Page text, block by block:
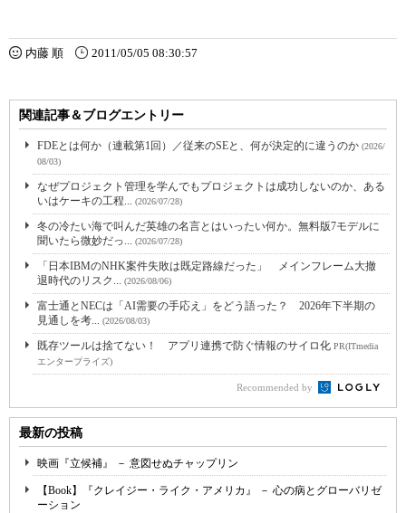
内藤 順 2011/05/05 08:30:57
関連記事＆ブログエントリー
FDEとは何か（連載第1回）／従来のSEと、何が決定的に違うのか (2026/
08/03)
なぜプロジェクト管理を学んでもプロジェクトは成功しないのか、ある
いはケーキの工程... (2026/07/28)
冬の冷たい海で叫んだ英雄の名言とはいったい何か。無料版7モデルに
聞いたら微妙だっ... (2026/07/28)
「日本IBMのNHK案件失敗は既定路線だった」 メインフレーム大撤
退時代のリスク... (2026/08/06)
富士通とNECは「AI需要の手応え」をどう語った？ 2026年下半期の
見通しを考... (2026/08/03)
既存ツールは捨てない！ アプリ連携で防ぐ情報のサイロ化 PR(ITmedia
エンタープライズ)
Recommended by
最新の投稿
映画『立候補』 － 意図せぬチャップリン
【Book】『クレイジー・ライク・アメリカ』 － 心の病とグローバリゼ
ーション